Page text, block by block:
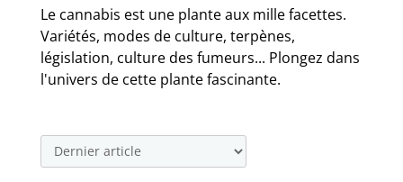
Le cannabis est une plante aux mille facettes.
Variétés, modes de culture, terpènes,
législation, culture des fumeurs... Plongez dans
l'univers de cette plante fascinante.